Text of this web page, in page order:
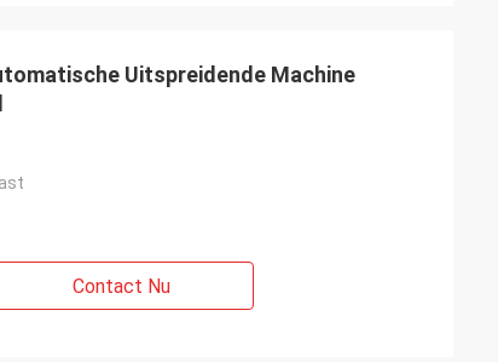
Uitspreidende Machine
Contact Nu